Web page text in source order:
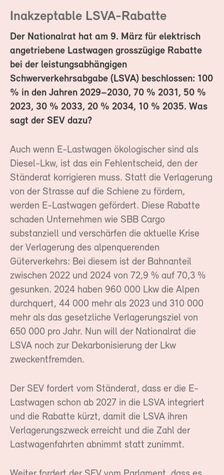
Inakzeptable LSVA-Rabatte
Der Nationalrat hat am 9. März für elektrisch
angetriebene Lastwagen grosszügige Rabatte
bei der leistungsabhängigen
Schwerverkehrsabgabe (LSVA) beschlossen: 100
% in den Jahren 2029–2030, 70 % 2031, 50 %
2023, 30 % 2033, 20 % 2034, 10 % 2035. Was
sagt der SEV dazu?
Auch wenn E-Lastwagen ökologischer sind als
Diesel-Lkw, ist das ein Fehlentscheid, den der
Ständerat korrigieren muss. Statt die Verlagerung
von der Strasse auf die Schiene zu fördern,
werden E-Lastwagen gefördert. Diese Rabatte
schaden Unternehmen wie SBB Cargo
substanziell und verschärfen die aktuelle Krise
der Verlagerung des alpenquerenden
Güterverkehrs: Bei diesem ist der Bahnanteil
zwischen 2022 und 2024 von 72,9 % auf 70,3 %
gesunken. 2024 haben 960 000 Lkw die Alpen
durchquert, 44 000 mehr als 2023 und 310 000
mehr als das gesetzliche Verlagerungsziel von
650 000 pro Jahr. Nun will der Nationalrat die
LSVA noch zur Dekarbonisierung der Lkw
zweckentfremden.
Der SEV fordert vom Ständerat, dass er die E-
Lastwagen schon ab 2027 in die LSVA integriert
und die Rabatte kürzt, damit die LSVA ihren
Verlagerungszweck erreicht und die Zahl der
Lastwagenfahrten abnimmt statt zunimmt.